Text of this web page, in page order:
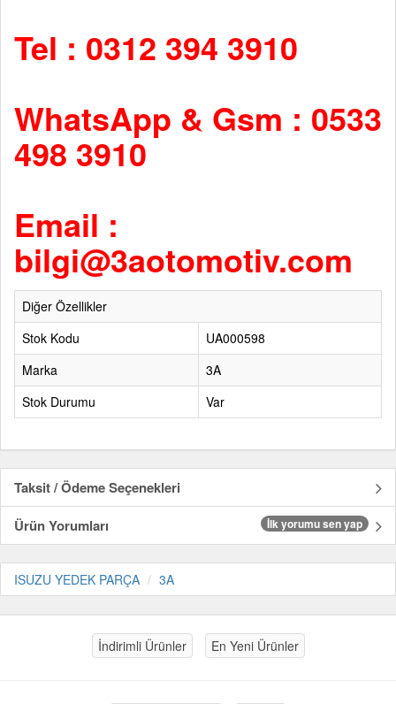
Tel : 0312 394 3910
WhatsApp & Gsm : 0533
498 3910
Email :
bilgi@3aotomotiv.com
Diğer Özellikler
Stok Kodu
UA000598
Marka
3A
Stok Durumu
Var
Taksit / Ödeme Seçenekleri
Ürün Yorumları
İlk yorumu sen yap
ISUZU YEDEK PARÇA 3A
İndirimli Ürünler En Yeni Ürünler